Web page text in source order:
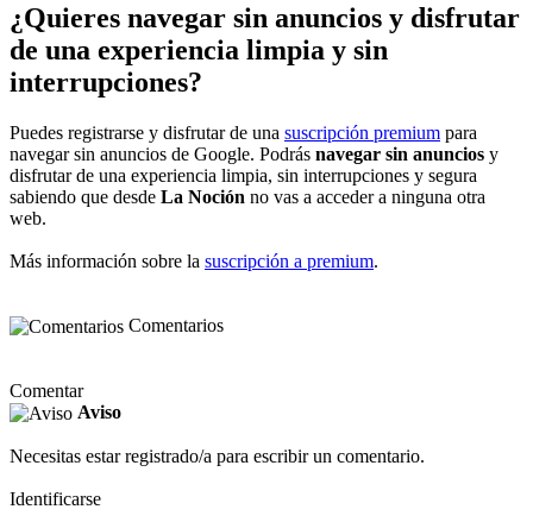
¿Quieres navegar sin anuncios y disfrutar
de una experiencia limpia y sin
interrupciones?
Puedes registrarse y disfrutar de una suscripción premium para
navegar sin anuncios de Google. Podrás navegar sin anuncios y
disfrutar de una experiencia limpia, sin interrupciones y segura
sabiendo que desde La Noción no vas a acceder a ninguna otra
web.
Más información sobre la suscripción a premium.
Comentarios
Comentar
Aviso
Necesitas estar registrado/a para escribir un comentario.
Identificarse